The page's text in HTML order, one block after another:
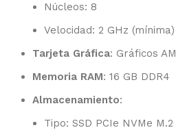
Núcleos: 8
Velocidad: 2 GHz
Tarjeta Gráfica: Gráficos
Memoria RAM: 16 GB DDR4
Almacenamiento:
Tipo: SSD PCIe NVMe M.2